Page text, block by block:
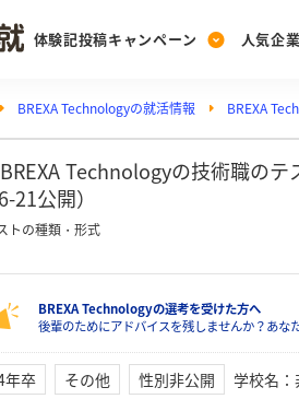
体験記投稿キャンペーン
Post
投稿する
人気企
Ranking
ランキングを見る
PickUp
注目の企業特集
動画で知ろう！業界
BREXA Technologyの就活情報 BREXA
Technologyの技術職の
21公開）
トの種類・形式
BREXA Technologyの選考を受けた方へ
後輩のためにアドバイスを残しませんか？あ
年卒 その他 性別非公開 学校名 ：